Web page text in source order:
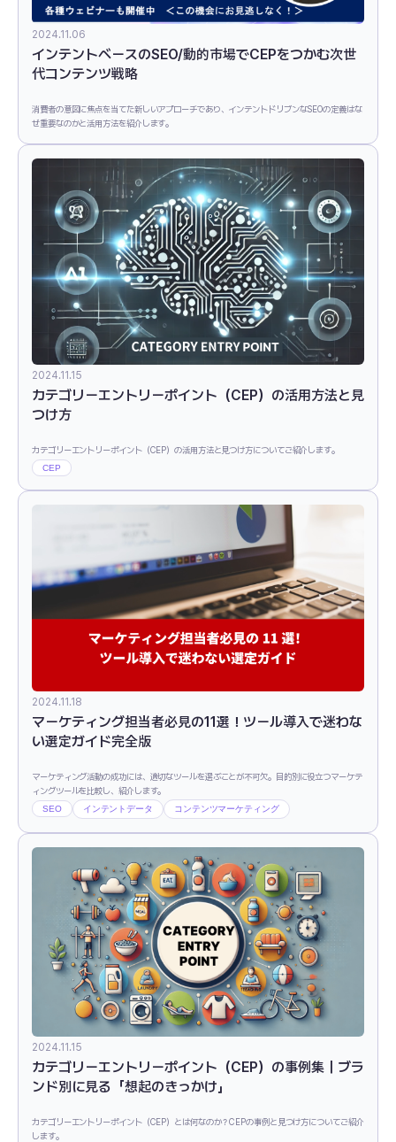
2024.11.06
インテントベースのSEO/動的市場でCEPをつかむ次世
代コンテンツ戦略
消費者の意図に焦点を当てた新しいアプローチであり、インテントドリブンなSEOの定義はな
ぜ重要なのかと活用方法を紹介します。
2024.11.15
カテゴリーエントリーポイント（CEP）の活用方法と見
つけ方
カテゴリーエントリーポイント（CEP）の活用方法と見つけ方についてご紹介します。
CEP
2024.11.18
マーケティング担当者必見の11選！ツール導入で迷わな
い選定ガイド完全版
マーケティング活動の成功には、適切なツールを選ぶことが不可欠。目的別に役立つマーケテ
ィングツールを比較し、紹介します。
SEO インテントデータ コンテンツマーケティング
2024.11.15
カテゴリーエントリーポイント（CEP）の事例集｜ブラ
ンド別に見る「想起のきっかけ」
カテゴリーエントリーポイント（CEP）とは何なのか？CEPの事例と見つけ方についてご紹介
します。